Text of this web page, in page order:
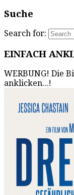
Suche
Search for:
EINFACH
WERBUNG! Die
anklicken...!